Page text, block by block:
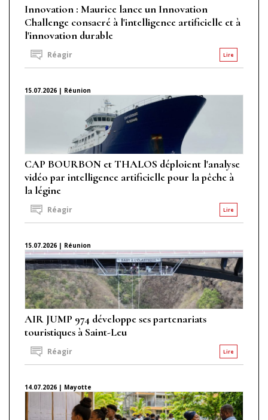
Innovation : Maurice lance un Innovation
Challenge consacré à l'intelligence artificielle et à
l'innovation durable
Lire
Réagir
15.07.2026 | Réunion
CAP BOURBON et THALOS déploient l'analyse
vidéo par intelligence artificielle pour la pêche à
la légine
Lire
Réagir
15.07.2026 | Réunion
AIR JUMP 974 développe ses partenariats
touristiques à Saint-Leu
Lire
Réagir
14.07.2026 | Mayotte